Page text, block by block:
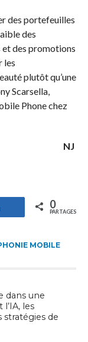
des portefeuilles
des
des promotions
les
plutôt qu’une
Scarsella,
Phone chez
NJ
Partagez 0
PARTAGES
MOBILE
dans une
les
de